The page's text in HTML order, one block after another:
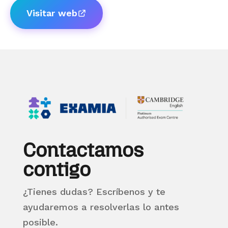
Visitar web
Contactamos
contigo
¿Tienes dudas? Escríbenos y te
ayudaremos a resolverlas lo antes
posible.